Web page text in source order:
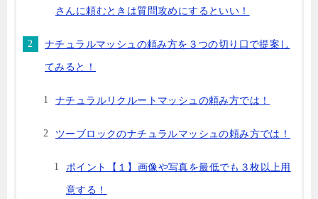
さんに頼むときは質問攻めにするといい！
ナチュラルマッシュの頼み方を３つの切り口で提案し
てみると！
ナチュラルリクルートマッシュの頼み方では！
ツーブロックのナチュラルマッシュの頼み方では！
ポイント【１】画像や写真を最低でも３枚以上用
意する！